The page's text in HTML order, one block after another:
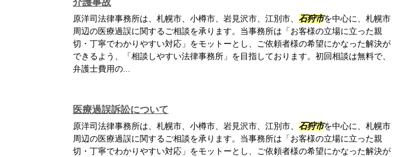
介護事故
原洋司法律事務所は、札幌市、小樽市、岩見沢市、江別市、 石狩市を中心に、札幌市
周辺の医療過誤に関するご相談を承ります。当事務所は「お客様の立場に立った親
切・丁寧でわかりやすい対応」をモットーとし、ご依頼者様の希望にかなった解決が
できるよう、「相談しやすい法律事務所」を目指しております。初回相談は無料で、
弁護士費用の...
医療過誤訴訟について
原洋司法律事務所は、札幌市、小樽市、岩見沢市、江別市、 石狩市を中心に、札幌市
周辺の医療過誤に関するご相談を承ります。当事務所は「お客様の立場に立った親
切・丁寧でわかりやすい対応」をモットーとし、ご依頼者様の希望にかなった解決が